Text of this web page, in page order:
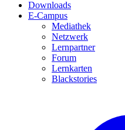
Downloads
E-Campus
Mediathek
Netzwerk
Lernpartner
Forum
Lernkarten
Blackstories